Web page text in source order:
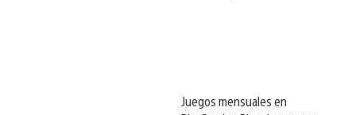
Juegos mensuales en